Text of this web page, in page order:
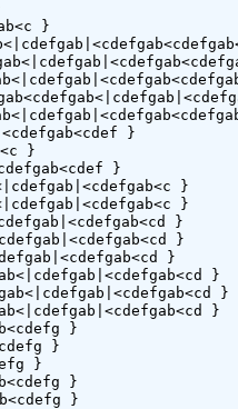
}
}
}
}
}
}
}
}
}
}
}
}
}
}
}
}
}